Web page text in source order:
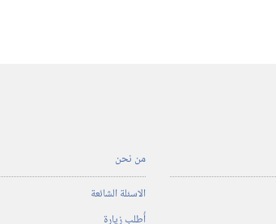
من نحن
الاسئلة الشائعة
أُطلب زيارة